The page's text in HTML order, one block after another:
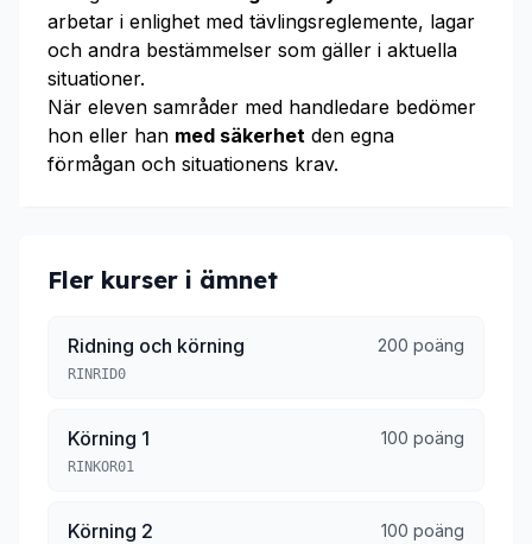
arbetar i enlighet med tävlingsreglemente, lagar
och andra bestämmelser som gäller i aktuella
situationer.
När eleven samråder med handledare bedömer
hon eller han med säkerhet den egna
förmågan och situationens krav.
Fler kurser i ämnet
Ridning och körning 200 poäng
RINRID0
Körning 1 100 poäng
RINKOR01
Körning 2 100 poäng